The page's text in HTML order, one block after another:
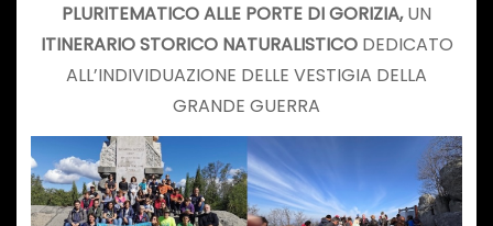
PLURITEMATICO ALLE PORTE DI GORIZIA,UN
ITINERARIO STORICO NATURALISTICO DEDICATO
ALL’INDIVIDUAZIONE DELLE VESTIGIA DELLA
GRANDE GUERRA